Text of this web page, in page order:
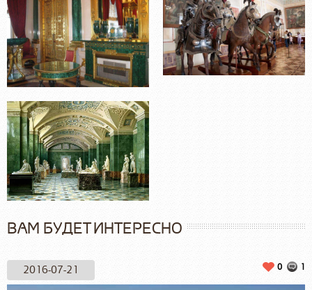
ВАМ БУДЕТ ИНТЕРЕСНО
2016-07-21 1
0